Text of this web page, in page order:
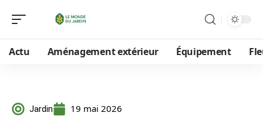
Actu Aménagement extérieur Équipement
Jardin 19 mai 2026